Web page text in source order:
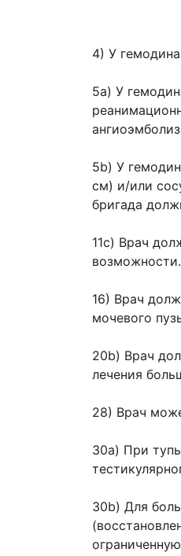
4) У
5а) У
5b) У
см) и/или
бригада
11c) Врач
16) Врач
мочевого
20b) Врач
лечения
28) Врач
30a) При
30b) Для